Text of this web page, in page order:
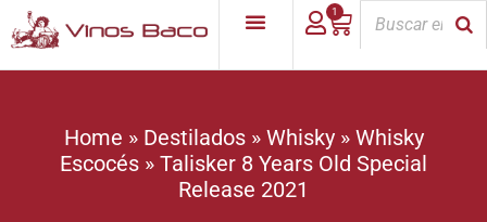
1
Home » Destilados» Whisky» Whisky
Escocés » Talisker 8 Years Old Special
Release 2021